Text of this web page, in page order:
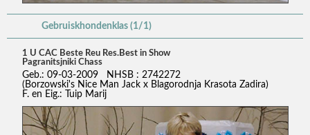
Gebruiskhondenklas (1/1)
1 U CAC Beste Reu Res.Best in Show
Pagranitsjniki Chass
Geb.: 09-03-2009 NHSB : 2742272
(Borzowski's Nice Man Jack x Blagorodnja Krasota Zadira)
F. en Eig.: Tuip Marij